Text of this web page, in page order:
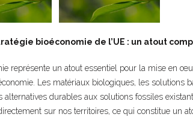
bioéconomie de l’UE : un atout
représente un atout essentiel pour la mise en
Les matériaux biologiques, les solutions
alternatives durables aux solutions fossiles
sur nos territoires, ce qui constitue un